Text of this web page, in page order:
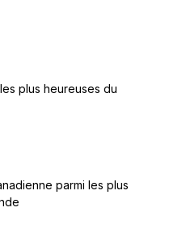
plus heureuses du
parmi les plus